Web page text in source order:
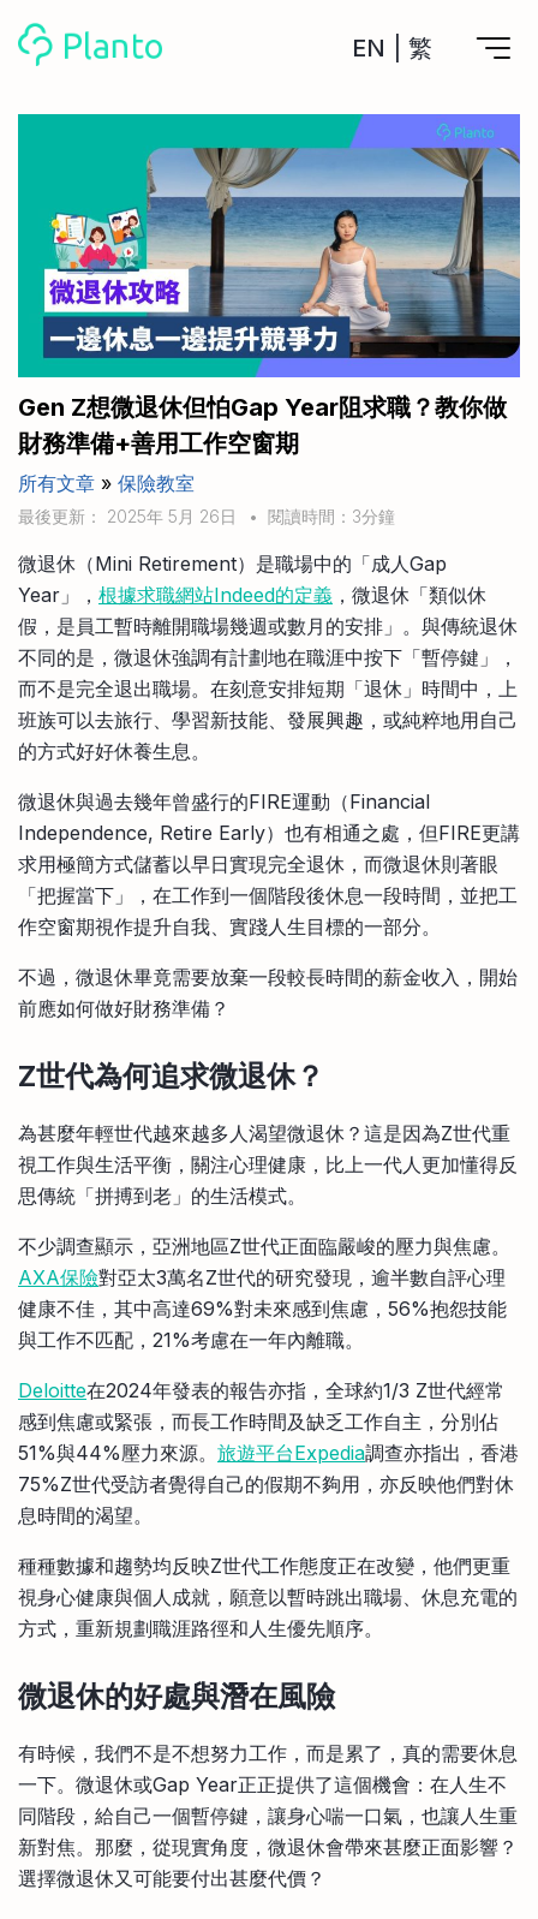
EN 繁
計劃買樓
計劃買樓第一步
全功能記賬
管理及分析所有戶口
管理MPF戶口
一次過管理所有強積金戶口
申請清卡數/私人貸款
CreFIT x Planto推廣優惠
工具
私人貸款
年利率/APR/年息比較
投資戶口 (美股)
比較最抵美股投資戶口
投資戶口 (港股)
比較最抵港股投資戶口
投資加密貨幣
比較最抵Crypto交易所
月供股票計劃
比較最抵月供計劃戶口
比較定存利率
信用卡
比較各種最優惠信用卡
關於我們
Academy
Marketplace
其他網站
手機App與理財資訊
商業解決方案
企業服務
Gen Z想微退休但怕Gap Year阻求職？教你做
財務準備+善用工作空窗期
所有文章 » 保險教室
最後更新： 2025年 5月 26日 • 閱讀時間：3分鐘
微退休（Mini Retirement）是職場中的「成人Gap
Year」， 根據求職網站Indeed的定義 ，微退休「類似休
假，是員工暫時離開職場幾週或數月的安排」。與傳統退休
不同的是，微退休強調有計劃地在職涯中按下「暫停鍵」，
而不是完全退出職場。在刻意安排短期「退休」時間中，上
班族可以去旅行、學習新技能、發展興趣，或純粹地用自己
的方式好好休養生息。
微退休與過去幾年曾盛行的FIRE運動（Financial
Independence, Retire Early）也有相通之處，但FIRE更講
求用極簡方式儲蓄以早日實現完全退休，而微退休則著眼
「把握當下」，在工作到一個階段後休息一段時間，並把工
作空窗期視作提升自我、實踐人生目標的一部分。
不過，微退休畢竟需要放棄一段較長時間的薪金收入，開始
前應如何做好財務準備？
Z世代為何追求微退休？
為甚麼年輕世代越來越多人渴望微退休？這是因為Z世代重
視工作與生活平衡，關注心理健康，比上一代人更加懂得反
思傳統「拼搏到老」的生活模式。
不少調查顯示，亞洲地區Z世代正面臨嚴峻的壓力與焦慮。
AXA保險對亞太3萬名Z世代的研究發現，逾半數自評心理
健康不佳，其中高達69%對未來感到焦慮，56%抱怨技能
與工作不匹配，21%考慮在一年內離職。
Deloitte在2024年發表的報告亦指，全球約1/3 Z世代經常
感到焦慮或緊張，而長工作時間及缺乏工作自主，分別佔
51%與44%壓力來源。 旅遊平台Expedia調查亦指出，香港
75%Z世代受訪者覺得自己的假期不夠用，亦反映他們對休
息時間的渴望。
種種數據和趨勢均反映Z世代工作態度正在改變，他們更重
視身心健康與個人成就，願意以暫時跳出職場、休息充電的
方式，重新規劃職涯路徑和人生優先順序。
微退休的好處與潛在風險
有時候，我們不是不想努力工作，而是累了，真的需要休息
一下。微退休或Gap Year正正提供了這個機會：在人生不
同階段，給自己一個暫停鍵，讓身心喘一口氣，也讓人生重
新對焦。那麼，從現實角度，微退休會帶來甚麼正面影響？
選擇微退休又可能要付出甚麼代價？